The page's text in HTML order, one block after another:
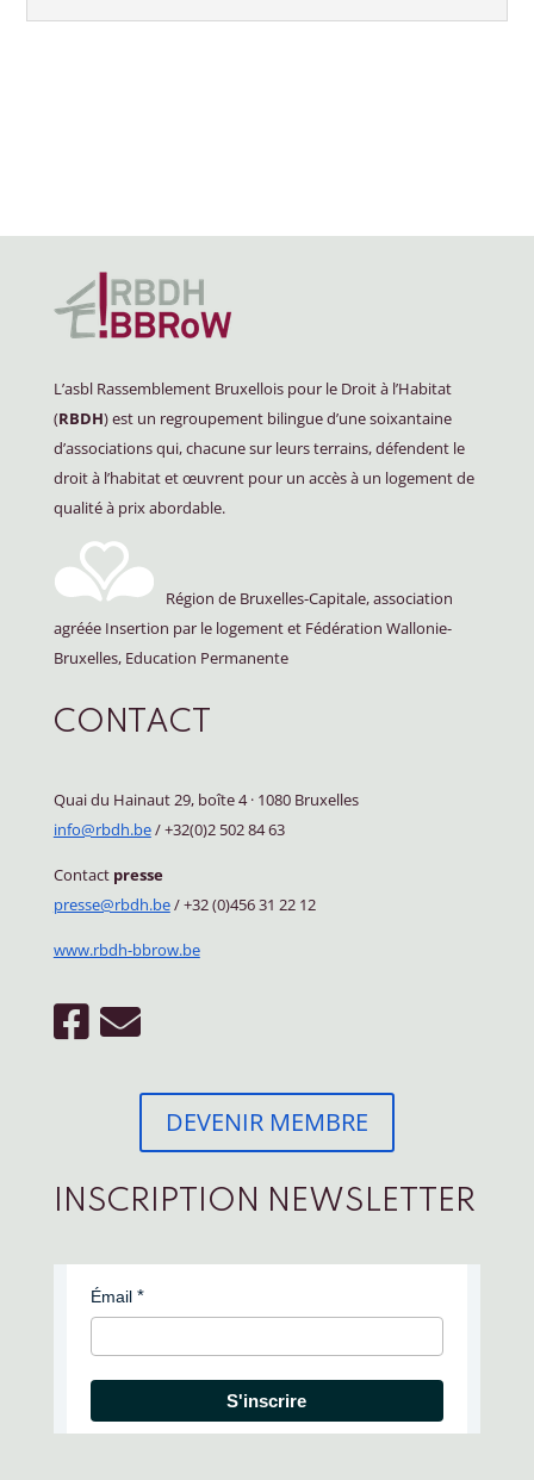
L’asbl Rassemblement Bruxellois pour le Droit à l’Habitat
(RBDH) est un regroupement bilingue d’une soixantaine
d’associations qui, chacune sur leurs terrains, défendent le
droit à l’habitat et œuvrent pour un accès à un logement de
qualité à prix abordable.
Région de Bruxelles-Capitale, association
agréée Insertion par le logement et Fédération Wallonie-
Bruxelles, Education Permanente
CONTACT
Quai du Hainaut 29, boîte 4·1080 Bruxelles
info@rbdh.be/ +32(0)2 502 84 63
Contact presse
presse@rbdh.be/ +32 (0)456 31 22 12
www.rbdh-bbrow.be
DEVENIR MEMBRE
INSCRIPTION NEWSLETTER
Émail
S'inscrire